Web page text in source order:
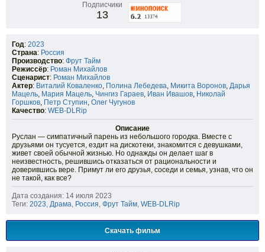
Подписчики
13
Год: 2023
Страна: Россия
Производство: Фрут Тайм
Режиссёр: Роман Михайлов
Сценарист: Роман Михайлов
Актер: Виталий Коваленко, Полина Лебедева, Микита Воронов, Дарья
Мацель, Мария Мацель, Чингиз Гараев, Иван Ивашов, Николай
Горшков, Петр Ступин, Олег Чугунов
Качество: WEB-DLRip
Описание
Руслан — симпатичный парень из небольшого городка. Вместе с
друзьями он тусуется, ездит на дискотеки, знакомится с девушками,
живет своей обычной жизнью. Но однажды он делает шаг в
неизвестность, решившись отказаться от рациональности и
доверившись вере. Примут ли его друзья, соседи и семья, узнав, что он
не такой, как все?
Дата создания: 14 июля 2023
Теги: 2023, Драма, Россия, Фрут Тайм, WEB-DLRip
Скачать фильм